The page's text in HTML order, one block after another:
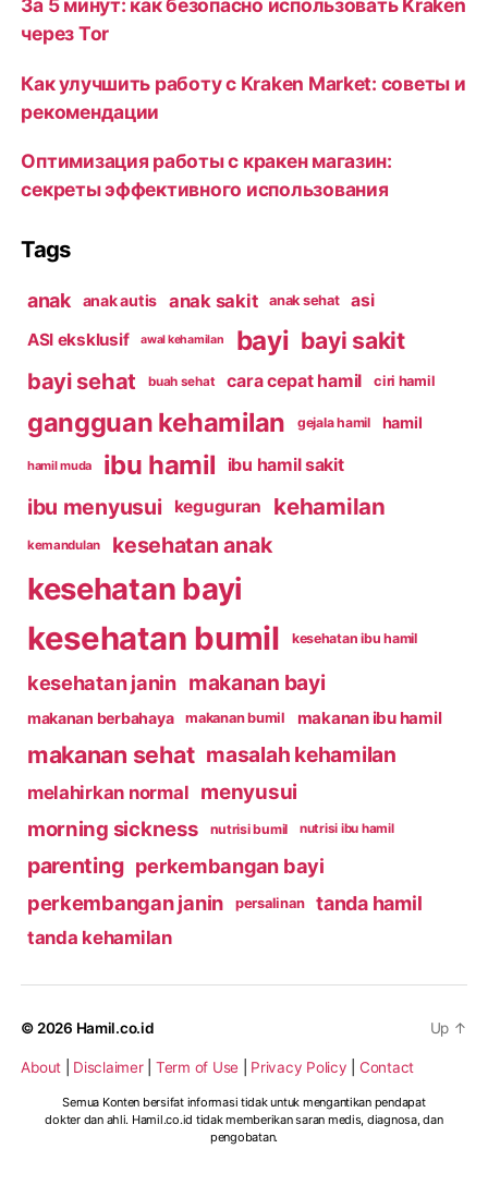
За 5 минут: как безопасно использовать Kraken
через Tor
Как улучшить работу с Kraken Market: советы и
рекомендации
Оптимизация работы с кракен магазин:
секреты эффективного использования
Tags
anak anak autis anak sakit anak sehat
asi
ASI eksklusif
awal kehamilan bayi bayi sakit
bayi sehat buah sehat cara cepat hamil ciri hamil
gangguan kehamilan gejala hamil hamil
hamil muda ibu hamil ibu hamil sakit
ibu menyusui keguguran kehamilan
kemandulan kesehatan anak
kesehatan bayi
kesehatan bumil kesehatan ibu hamil
kesehatan janin makanan bayi
makanan berbahaya makanan bumil makanan ibu hamil
makanan sehat masalah kehamilan
melahirkan normal menyusui
morning sickness nutrisi bumil nutrisi ibu hamil
parenting perkembangan bayi
perkembangan janin
persalinan tanda hamil
tanda kehamilan
© 2026 Hamil.co.id
About Disclaimer| Term of Use Privacy Policy Contact
Up ↑
Semua Konten bersifat informasi tidak untuk mengantikan pendapat
dokter dan ahli. Hamil.co.id tidak memberikan saran medis, diagnosa, dan
pengobatan.